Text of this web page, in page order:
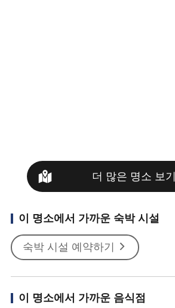
더 많은 명소 보기
이 명소에서 가까운 숙박 시설
숙박 시설 예약하기
이 명소에서 가까운 음식점